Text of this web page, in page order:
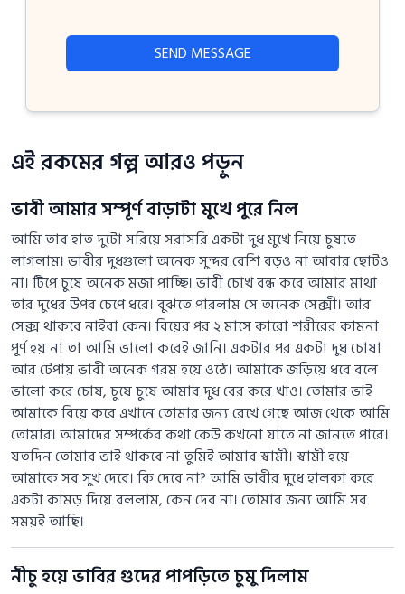
SEND MESSAGE
এই রকমের গল্প আরও পড়ুন
ভাবী আমার সম্পূর্ণ বাড়াটা মুখে পুরে নিল
আমি তার হাত দুটো সরিয়ে সরাসরি একটা দুধ মুখে নিয়ে চুষতে
লাগলাম। ভাবীর দুধগুলো অনেক সুন্দর বেশি বড়ও না আবার ছোটও
না। টিপে চুষে অনেক মজা পাচ্ছি। ভাবী চোখ বন্ধ করে আমার মাথা
তার দুধের উপর চেপে ধরে। বুঝতে পারলাম সে অনেক সেক্সী। আর
সেক্স থাকবে নাইবা কেন। বিয়ের পর ২ মাসে কারো শরীরের কামনা
পূর্ণ হয় না তা আমি ভালো করেই জানি। একটার পর একটা দুধ চোষা
আর টেপায় ভাবী অনেক গরম হয়ে ওঠে। আমাকে জড়িয়ে ধরে বলে
ভালো করে চোষ, চুষে চুষে আমার দুধ বের করে খাও। তোমার ভাই
আমাকে বিয়ে করে এখানে তোমার জন্য রেখে গেছে আজ থেকে আমি
তোমার। আমাদের সম্পর্কের কথা কেউ কখনো যাতে না জানতে পারে।
যতদিন তোমার ভাই থাকবে না তুমিই আমার স্বামী। স্বামী হয়ে
আমাকে সব সুখ দেবে। কি দেবে না? আমি ভাবীর দুধে হালকা করে
একটা কামড় দিয়ে বললাম, কেন দেব না। তোমার জন্য আমি সব
সময়ই আছি।
নীচু হয়ে ভাবির গুদের পাপড়িতে চুমু দিলাম